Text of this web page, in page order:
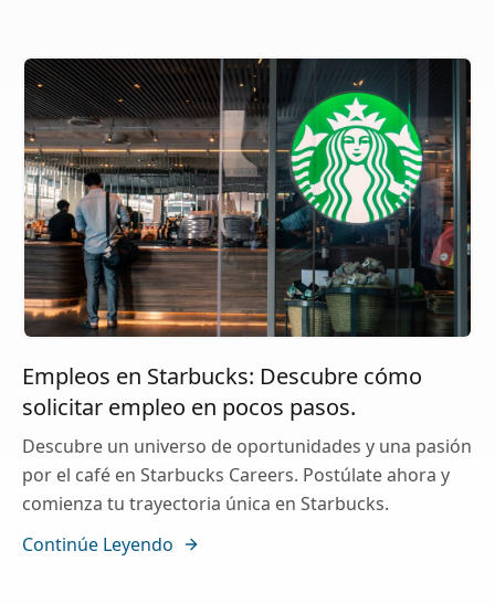
Empleos en Starbucks: Descubre cómo
solicitar empleo en pocos pasos.
Descubre un universo de oportunidades y una pasión
por el café en Starbucks Careers. Postúlate ahora y
comienza tu trayectoria única en Starbucks.
Continúe Leyendo